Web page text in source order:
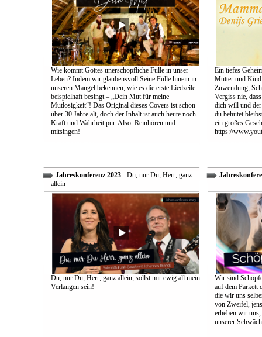
Wie kommt Gottes unerschöpfliche Fülle in unser
Leben? Indem wir glaubensvoll Seine Fülle hinein in
unseren Mangel bekennen, wie es die erste Liedzeile
beispielhaft besingt – „Dein Mut für meine
Mutlosigkeit“! Das Original dieses Covers ist schon
über 30 Jahre alt, doch der Inhalt ist auch heute noch
Kraft und Wahrheit pur. Also: Reinhören und
mitsingen!
Ein tiefes
Mutter und
Zuwendung,
Vergiss nie,
dich will und der
du behütet
ein großes
https://
Jahreskonferenz 2023- Du, nur Du, Herr, ganz
allein
Du, nur Du, Herr, ganz allein, sollst mir ewig all mein
Verlangen sein!
Wir sind
auf dem Parkett
die wir uns
von Zweifel,
erheben wir
unserer